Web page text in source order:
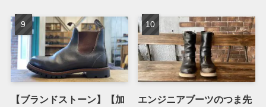
【ブランドストーン】【加
エンジニアブーツのつま先